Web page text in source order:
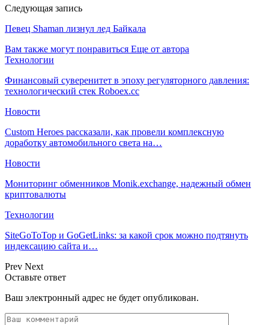
Следующая запись
Певец Shaman лизнул лед Байкала
Вам также могут понравиться Еще от автора
Технологии
Финансовый суверенитет в эпоху регуляторного давления:
технологический стек Roboex.cc
Новости
Custom Heroes рассказали, как провели комплексную
доработку автомобильного света на…
Новости
Мониторинг обменников Monik.exchange, надежный обмен
криптовалюты
Технологии
SiteGoToTop и GoGetLinks: за какой срок можно подтянуть
индексацию сайта и…
Prev Next
Оставьте ответ
Ваш электронный адрес не будет опубликован.